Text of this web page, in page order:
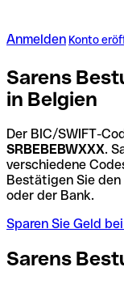
Anmelden Konto
Sarens
in Belgien
Der BIC/SWIFT-
SRBEBEBWXXX.
verschiedene
Bestätigen Sie
oder der Bank.
Sparen Sie Geld
Sarens